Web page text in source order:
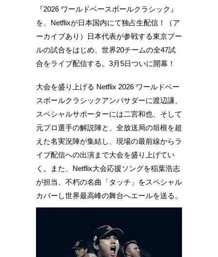
『2026 ワールドベースボールクラシック』
を、Netflixが日本国内にて独占生配信！（ア
ーカイブあり）日本代表が参戦する東京プー
ルの試合をはじめ、世界20チームの全47試
合をライブ配信する。3月5日ついに開幕！
大会を盛り上げる Netflix 2026 ワールドベー
スボールクラシックアンバサダーに渡辺謙、
スペシャルサポーターには二宮和也、そして
元プロ選手の解説陣と、全放送局の垣根を超
えた名実況陣が集結し、現場の最前線からラ
イブ配信への出演まで大会を盛り上げてい
く。また、Netflix大会応援ソングを稲葉浩志
が担当、不朽の名曲「タッチ」をスペシャル
カバーし世界最高峰の舞台へエールを送る。